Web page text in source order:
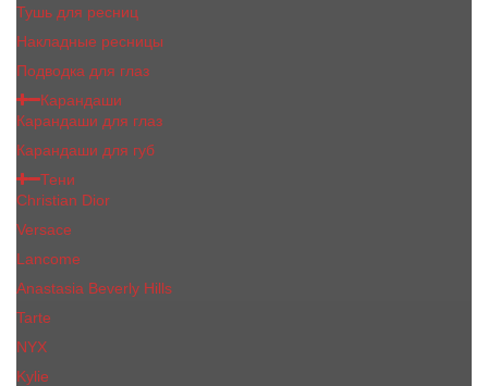
Тушь для ресниц
Накладные ресницы
Подводка для глаз
Карандаши
Карандаши для глаз
Карандаши для губ
Тени
Christian Dior
Versace
Lancome
Anastasia Beverly Hills
Tarte
NYX
Kylie